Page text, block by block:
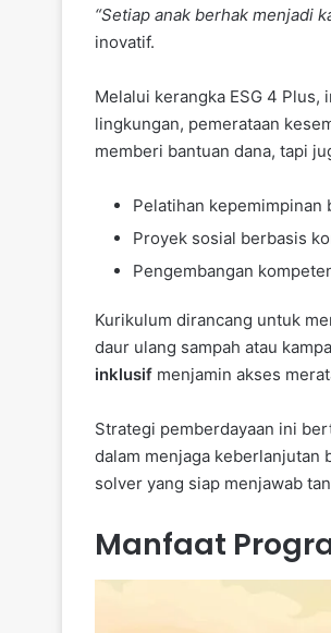
“Setiap anak berhak menjadi
inovatif.
Melalui kerangka ESG 4
lingkungan, pemerataan
memberi bantuan dana, tapi
Pelatihan kepemimpinan
Proyek sosial berbasis
Pengembangan
Kurikulum dirancang untuk
daur ulang sampah atau
inklusif menjamin akses
Strategi pemberdayaan ini
dalam menjaga keberlanjutan
solver yang siap menjawab
Manfaat